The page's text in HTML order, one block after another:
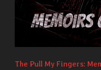
The Pull My Fingers: